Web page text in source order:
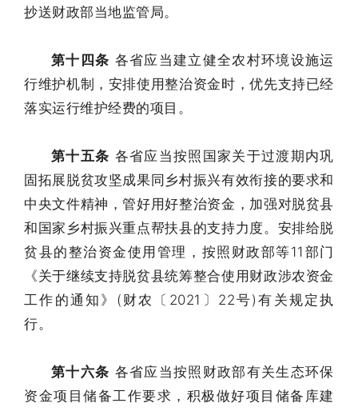
抄送财政部当地监管局。
第十四条 各省应当建立健全农村环境设施运
行维护机制，安排使用整治资金时，优先支持已经
落实运行维护经费的项目。
第十五条 各省应当按照国家关于过渡期内巩
固拓展脱贫攻坚成果同乡村振兴有效衔接的要求和
中央文件精神，管好用好整治资金，加强对脱贫县
和国家乡村振兴重点帮扶县的支持力度。安排给脱
贫县的整治资金使用管理，按照财政部等11部门
《关于继续支持脱贫县统筹整合使用财政涉农资金
工作的通知》(财农〔2021〕22号)有关规定执
行。
第十六条 各省应当按照财政部有关生态环保
资金项目储备工作要求，积极做好项目储备库建